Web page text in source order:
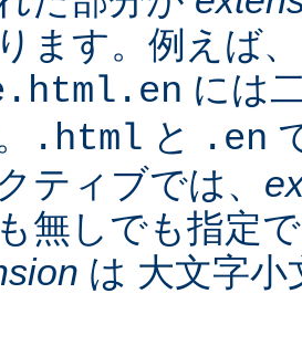
ます。例えば、
には
.html と .en
ティブでは、
無しでも指定
は 大文字